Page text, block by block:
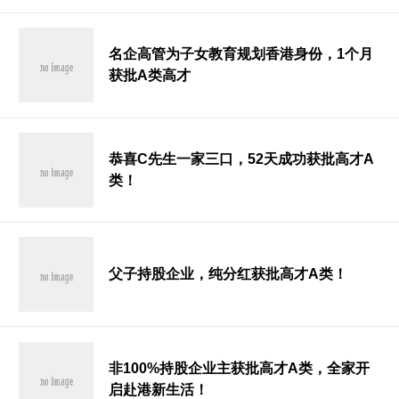
名企高管为子女教育规划香港身份，1个月
获批A类高才
恭喜C先生一家三口，52天成功获批高才A
类！
父子持股企业，纯分红获批高才A类！
非100%持股企业主获批高才A类，全家开
启赴港新生活！